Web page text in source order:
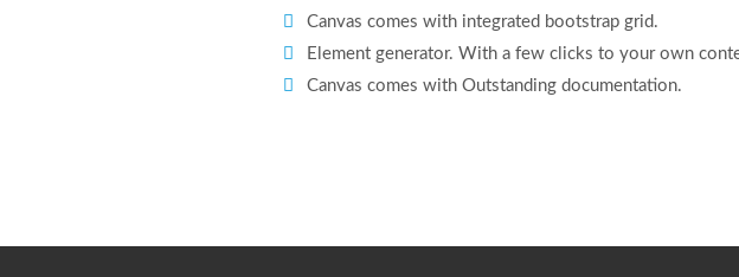
Canvas comes with integrated bootstrap grid.
Element generator. With a few clicks to your own
Canvas comes with Outstanding documentation.